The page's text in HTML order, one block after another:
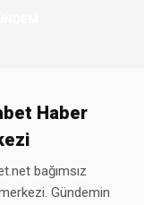
Haber
bağımsız
Gündemin